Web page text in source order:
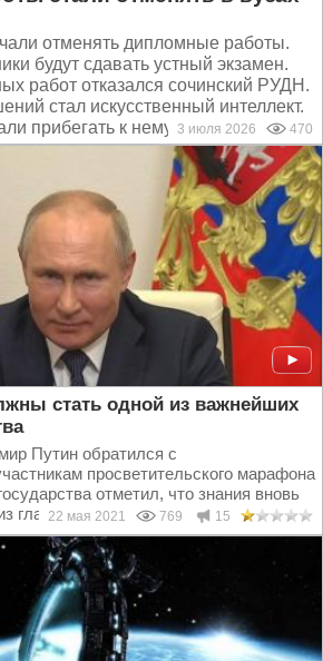
отменять дипломные работы.
будут сдавать устный экзамен.
работ отказался сочинский РУДН.
стал искусственный интеллект.
прибегать к нему для написания...
3 июля 2026 470
стать одной из важнейших
Путин обратился с
просветительского марафона
отметил, что знания вновь
главных ценностей российского...
22 мая 2021 769 15